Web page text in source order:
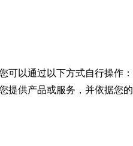
可以通过以下方式自行操作：
提供产品或服务，并依据您